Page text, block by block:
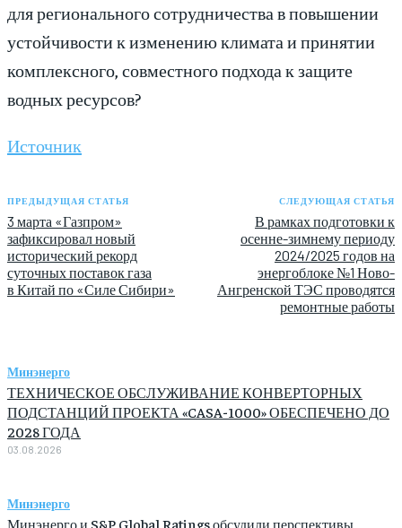
для регионального сотрудничества в повышении
устойчивости к изменению климата и принятии
комплексного, совместного подхода к защите
водных ресурсов?
Источник
ПРЕДЫДУЩАЯ СТАТЬЯ
3 марта «Газпром»
зафиксировал новый
исторический рекорд
суточных поставок газа
в Китай по «Силе Сибири»
СЛЕДУЮЩАЯ СТАТЬЯ
В рамках подготовки к
осенне-зимнему периоду
2024/2025 годов на
энергоблоке №1 Ново-
Ангренской ТЭС проводятся
ремонтные работы
Минэнерго
ТЕХНИЧЕСКОЕ ОБСЛУЖИВАНИЕ КОНВЕРТОРНЫХ
ПОДСТАНЦИЙ ПРОЕКТА «CASA-1000» ОБЕСПЕЧЕНО ДО
2028 ГОДА
03.08.2026
Минэнерго
Минэнерго и S&P Global Ratings обсудили перспективы